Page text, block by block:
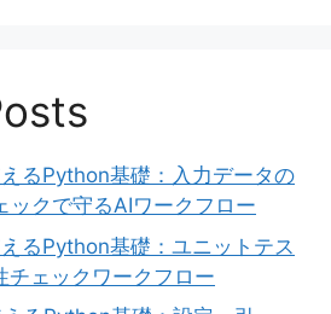
るPython基礎：入力データの
ックで守るAIワークフロー
るPython基礎：ユニットテス
チェックワークフロー